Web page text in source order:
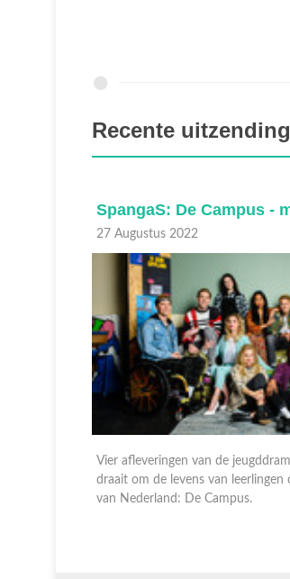
Recente
SpangaS: De Campus -
20 Augustus 2022
Vier afleveringen van de
draait om de levens van leerlingen
van Nederland: De Campus.